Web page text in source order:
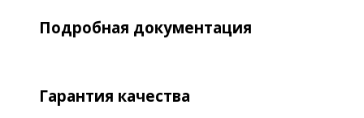
Подробная документация
Гарантия качества